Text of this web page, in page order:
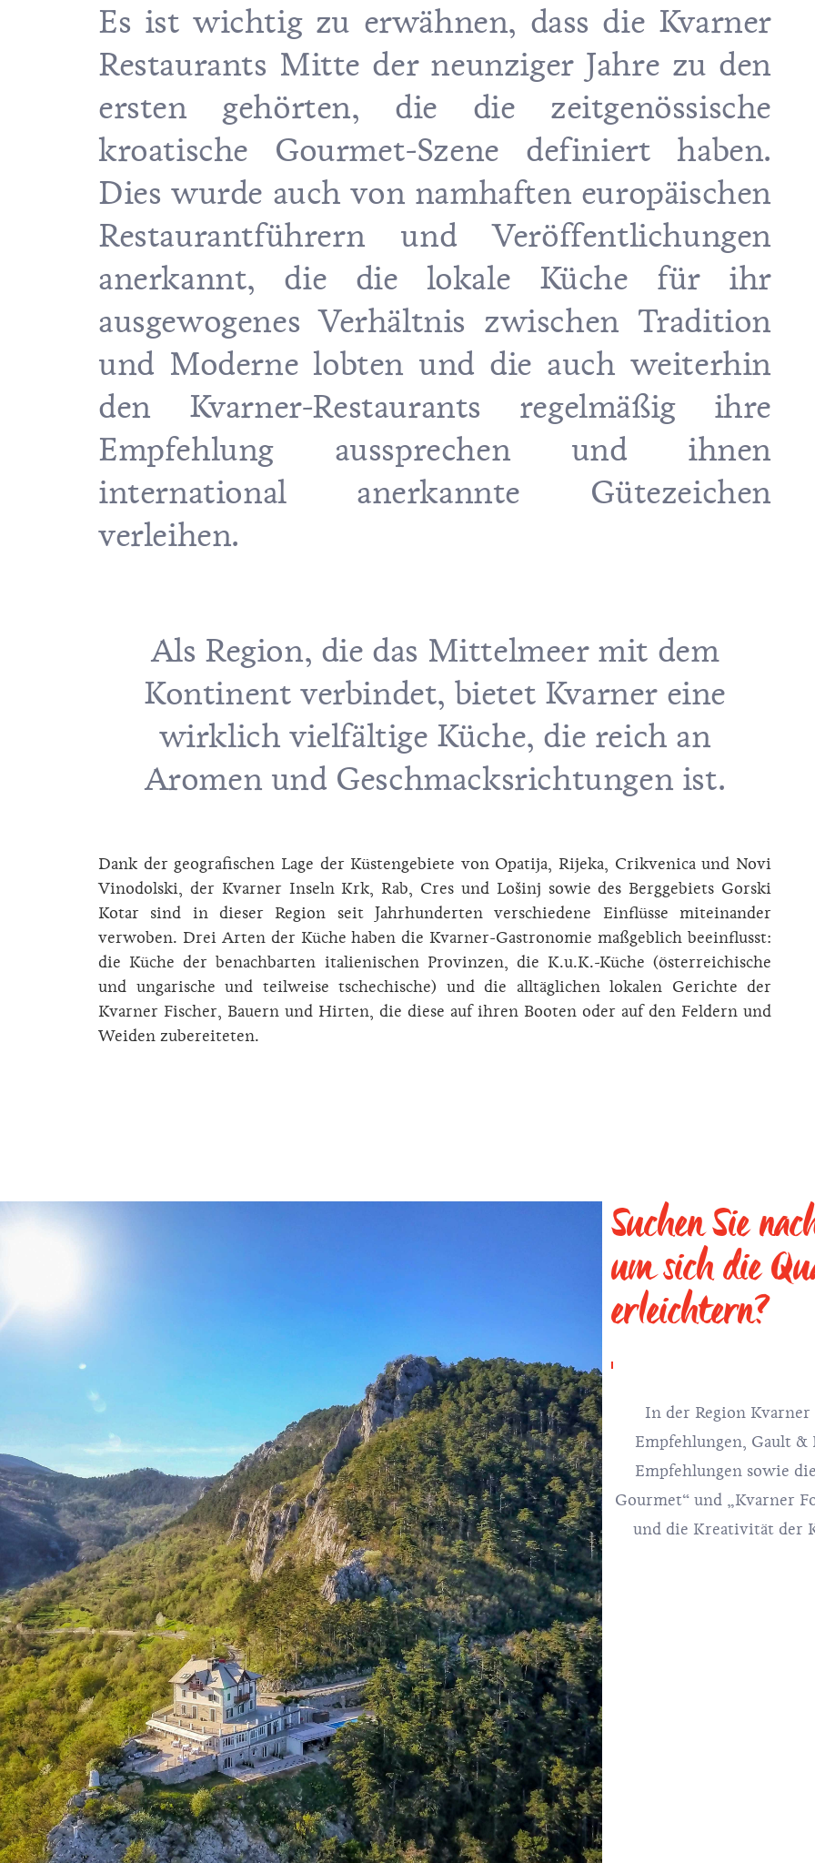
Es ist wichtig zu erwähnen, dass die Kvarner
Restaurants Mitte der neunziger Jahre zu den
ersten gehörten, die die zeitgenössische
kroatische Gourmet-Szene definiert haben.
Dies wurde auch von namhaften europäischen
Restaurantführern und Veröffentlichungen
anerkannt, die die lokale Küche für ihr
ausgewogenes Verhältnis zwischen Tradition
und Moderne lobten und die auch weiterhin
den Kvarner-Restaurants regelmäßig ihre
Empfehlung aussprechen und ihnen
international anerkannte Gütezeichen
verleihen.
Als Region, die das Mittelmeer mit dem
Kontinent verbindet, bietet Kvarner eine
wirklich vielfältige Küche, die reich an
Aromen und Geschmacksrichtungen ist.
Dank der geografischen Lage der Küstengebiete von Opatija, Rijeka, Crikvenica und Novi
Vinodolski, der Kvarner Inseln Krk, Rab, Cres und Lošinj sowie des Berggebiets Gorski
Kotar sind in dieser Region seit Jahrhunderten verschiedene Einflüsse miteinander
verwoben. Drei Arten der Küche haben die Kvarner-Gastronomie maßgeblich beeinflusst:
die Küche der benachbarten italienischen Provinzen, die K.u.K.-Küche (österreichische
und ungarische und teilweise tschechische) und die alltäglichen lokalen Gerichte der
Kvarner Fischer, Bauern und Hirten, die diese auf ihren Booten oder auf den Feldern und
Weiden zubereiteten.
Suchen Sie
um sich die
erleichtern?
In der Region
Empfehlungen, Gault &
Empfehlungen sowie
Gourmet“ und „Kvarner
und die Kreativität der